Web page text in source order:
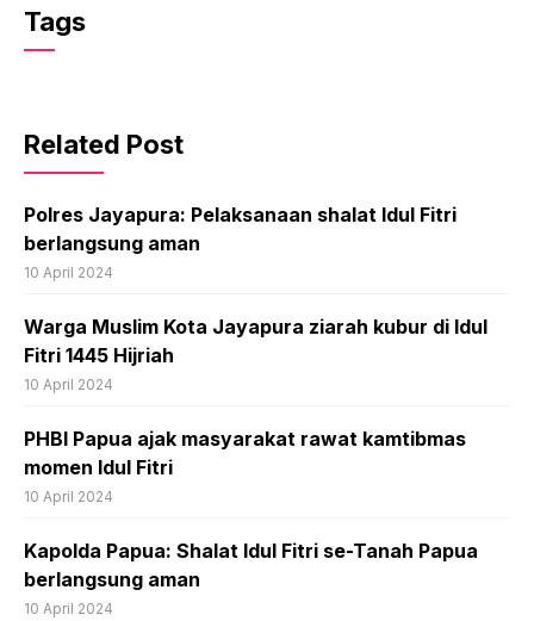
Tags
Related Post
Polres Jayapura: Pelaksanaan shalat Idul Fitri
berlangsung aman
10 April 2024
Warga Muslim Kota Jayapura ziarah kubur di Idul
Fitri 1445 Hijriah
10 April 2024
PHBI Papua ajak masyarakat rawat kamtibmas
momen Idul Fitri
10 April 2024
Kapolda Papua: Shalat Idul Fitri se-Tanah Papua
berlangsung aman
10 April 2024